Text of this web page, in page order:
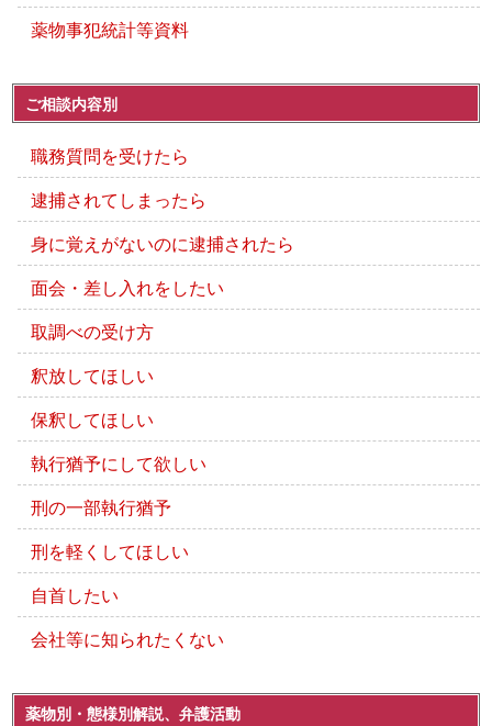
薬物事犯統計等資料
ご相談内容別
職務質問を受けたら
逮捕されてしまったら
身に覚えがないのに逮捕されたら
面会・差し入れをしたい
取調べの受け方
釈放してほしい
保釈してほしい
執行猶予にして欲しい
刑の一部執行猶予
刑を軽くしてほしい
自首したい
会社等に知られたくない
薬物別・態様別解説、弁護活動